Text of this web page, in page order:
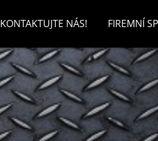
KONTAKTUJTE NÁS! FIREMNÍ